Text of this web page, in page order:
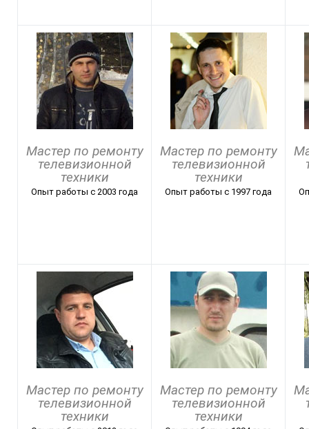
Мастер по ремонту
телевизионной
техники
Опыт работы с 2003 года
Мастер по ремонту
телевизионной
техники
Опыт работы с 1997 года
Мастер по ремонту
телевизионной
техники
Мастер по ремонту
телевизионной
техники